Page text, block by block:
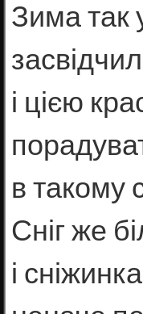
Зима так
і цією
в такому
Сніг же
і